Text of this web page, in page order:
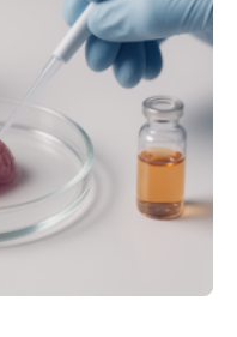
(HCM) versagen
der
Stresses
Würzburg. Die
ist die häufigste
Sie führt dazu, dass
der Herzmuskel zu